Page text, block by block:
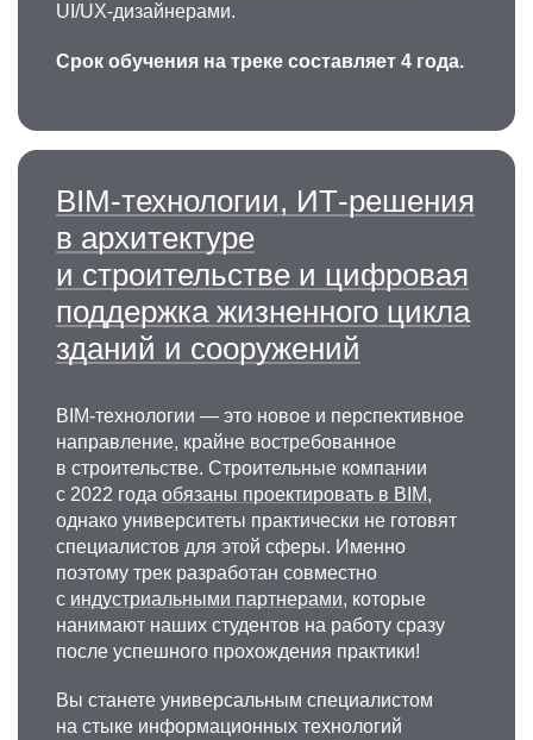
UI/UX-дизайнерами.
Срок обучения на треке составляет 4 года.
BIM-технологии, ИТ-решения
в архитектуре
и строительстве и цифровая
поддержка жизненного цикла
зданий и сооружений
BIM-технологии — это новое и перспективное
направление, крайне востребованное
в строительстве. Строительные компании
с 2022 года обязаны проектировать в BIM,
однако университеты практически не готовят
специалистов для этой сферы. Именно
поэтому трек разработан совместно
с индустриальными партнерами, которые
нанимают наших студентов на работу сразу
после успешного прохождения практики!
Вы станете универсальным специалистом
на стыке информационных технологий